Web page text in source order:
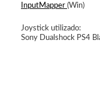
InputMapper (Win)
Joystick utilizado:
Sony Dualshock PS4